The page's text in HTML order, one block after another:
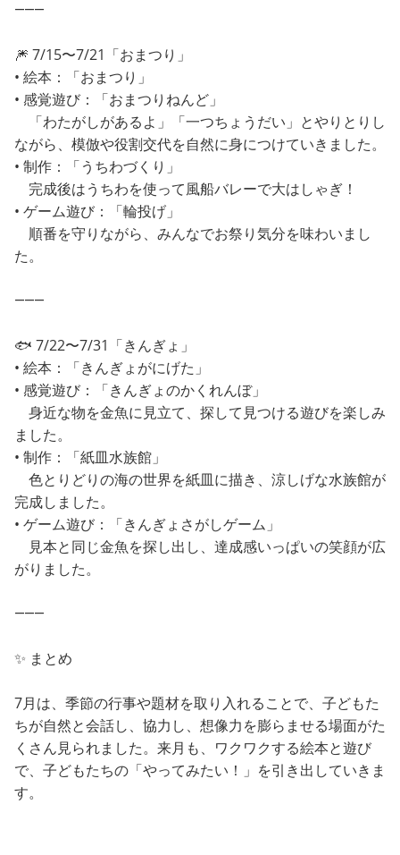
⸻
🎆 7/15〜7/21「おまつり」
• 絵本：「おまつり」
• 感覚遊び：「おまつりねんど」
「わたがしがあるよ」「一つちょうだい」とやりとりし
ながら、模倣や役割交代を自然に身につけていきました。
• 制作：「うちわづくり」
完成後はうちわを使って風船バレーで大はしゃぎ！
• ゲーム遊び：「輪投げ」
順番を守りながら、みんなでお祭り気分を味わいまし
た。
⸻
🐟 7/22〜7/31「きんぎょ」
• 絵本：「きんぎょがにげた」
• 感覚遊び：「きんぎょのかくれんぼ」
身近な物を金魚に見立て、探して見つける遊びを楽しみ
ました。
• 制作：「紙皿水族館」
色とりどりの海の世界を紙皿に描き、涼しげな水族館が
完成しました。
• ゲーム遊び：「きんぎょさがしゲーム」
見本と同じ金魚を探し出し、達成感いっぱいの笑顔が広
がりました。
⸻
✨ まとめ
7月は、季節の行事や題材を取り入れることで、子どもた
ちが自然と会話し、協力し、想像力を膨らませる場面がた
くさん見られました。来月も、ワクワクする絵本と遊び
で、子どもたちの「やってみたい！」を引き出していきま
す。